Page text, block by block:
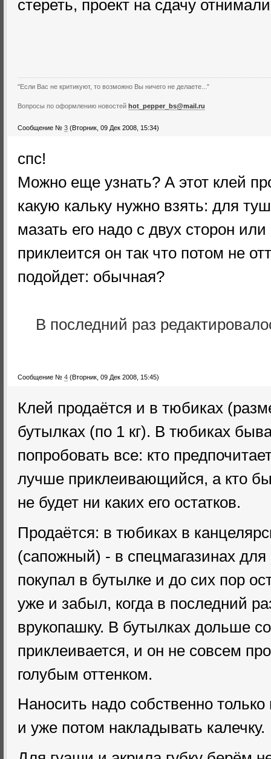
стереть, проект на сдачу
"Если Вас не критикуют, то возможно Вы ничего не делаете..."
Вопросы по оформлению новостей hot_pepper_bs@mail.ru
Сообщение № 3 (Вторник, 09 Дек 2008, 15:34)
спс!
Можно еще узнать? А этот клей
какую кальку нужно взять: для
мазать его надо с двух сторон
приклеится он так что потом не
подойдет: обычная?
В последний раз
Сообщение № 4 (Вторник, 09 Дек 2008, 15:45)
Клей продаётся и в тюбиках
бутылках (по 1 кг). В тюбиках
попробовать все: кто
лучше приклеивающийся, а кто
не будет ни каких его остатков.
Продаётся: в тюбиках в
(сапожный) - в спецмагазинах
покупал в бутылке и до сих пор
уже и забыл, когда в последний
врукопашку. В бутылках дольше
приклеивается, и он не совсем
голубым оттенком.
Наносить надо собственно
и уже потом накладывать калечку.